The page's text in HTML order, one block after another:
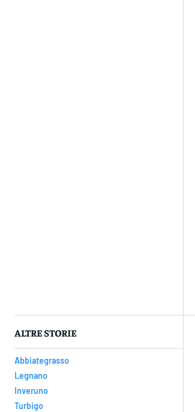
ALTRE STORIE
Abbiategrasso
Legnano
Inveruno
Turbigo